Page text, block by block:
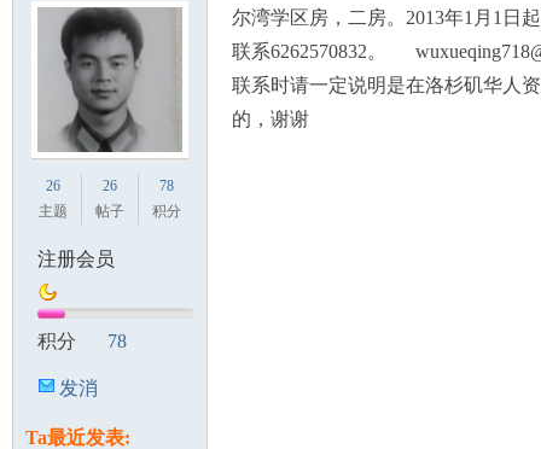
26
主题
26
帖子
78
积分
注册会员
积分 78
发消
Ta最近发表:
尔湾学区房，二房。2013年1月1日
联系6262570832。
联系时请一定说明是在洛杉矶华人
的，谢谢